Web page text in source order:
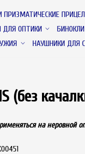
ПРИЗМАТИЧЕСКИЕ
ДЛЯ ОПТИКИ БИНОКЛИ
НАУШНИКИ ДЛЯ
(без
на неровной